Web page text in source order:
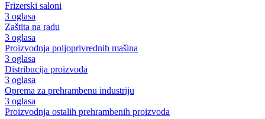
Frizerski saloni
3 oglasa
Zaštita na radu
3 oglasa
Proizvodnja poljoprivrednih mašina
3 oglasa
Distribucija proizvoda
3 oglasa
Oprema za prehrambenu industriju
3 oglasa
Proizvodnja ostalih prehrambenih proizvoda